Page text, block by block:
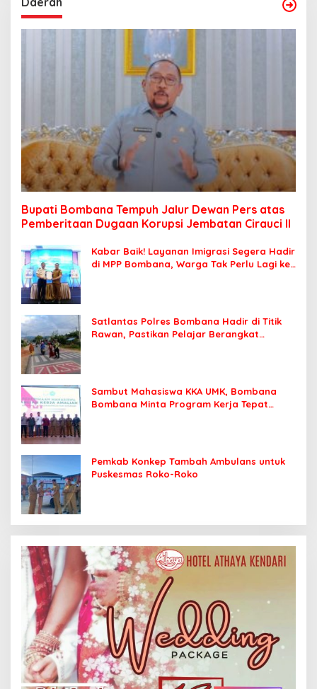
Bupati Bombana Tempuh Jalur Dewan Pers atas
Pemberitaan Dugaan Korupsi Jembatan Cirauci II
Kabar Baik! Layanan Imigrasi Segera Hadir
di MPP Bombana, Warga Tak Perlu Lagi ke
Satlantas Polres Bombana Hadir di Titik
Rawan, Pastikan Pelajar Berangkat
Sambut Mahasiswa KKA UMK, Bombana
Bombana Minta Program Kerja Tepat
Pemkab Konkep Tambah Ambulans untuk
Puskesmas Roko-Roko